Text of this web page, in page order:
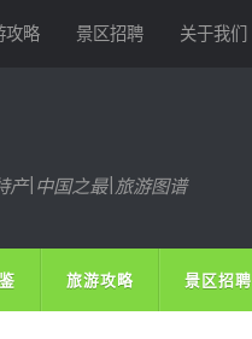
攻略 景区招聘 关于我们
产|中国之最|旅游图谱
旅游攻略 景区招聘